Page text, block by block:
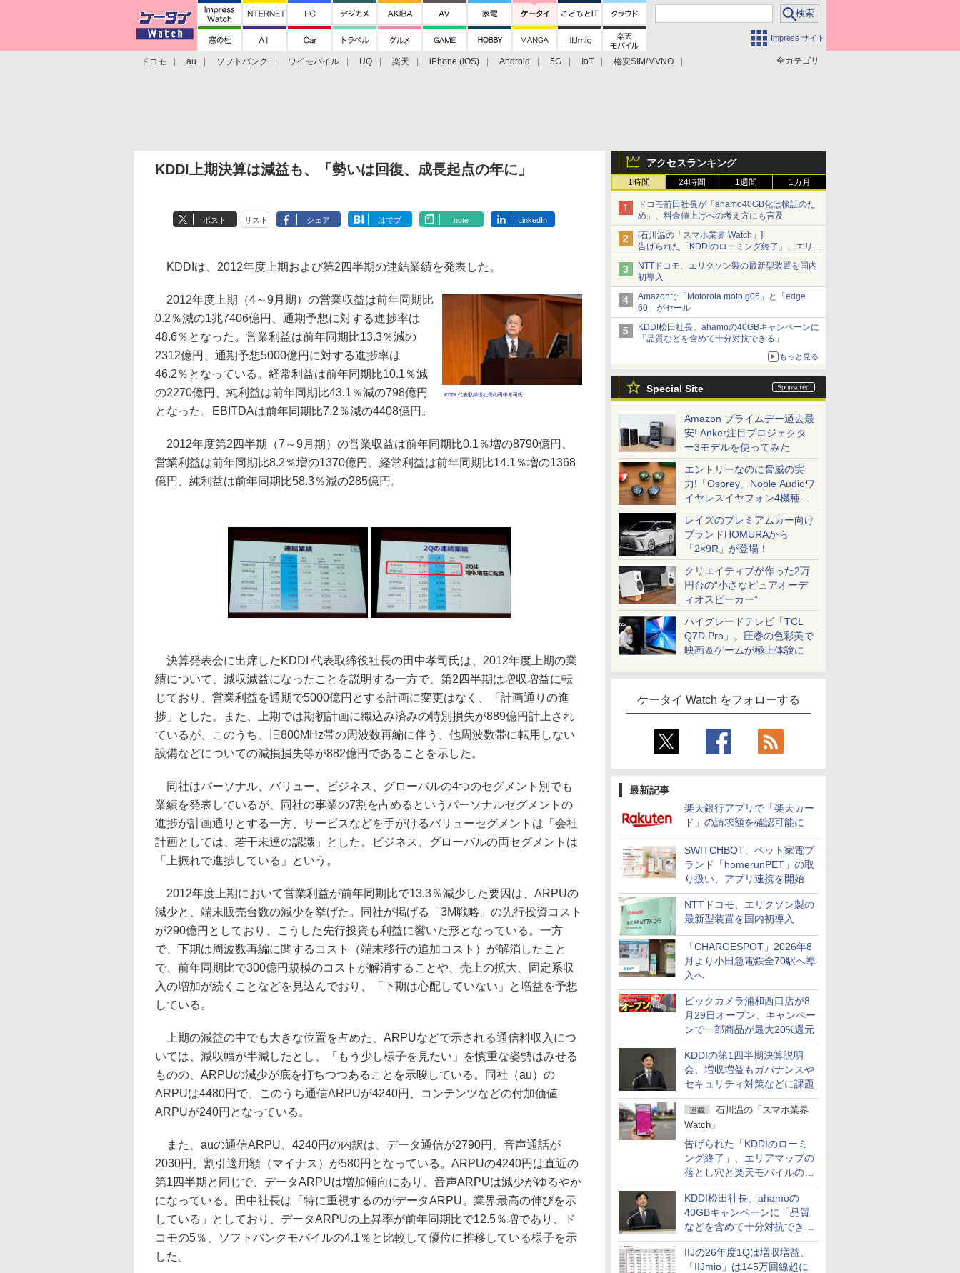
Impress サイト
全カテゴリ
ドコモ au ソフトバンク ワイモバイル UQ 楽天 iPhone (iOS) Android 5G IoT
格安SIM/MVNO
アクセスランキング
1時間 24時間 1週間 1カ月
ドコモ前田社長が「ahamo40GB化は検証のた
め」、料金値上げへの考え方にも言及
[石川温の「スマホ業界 Watch」]
告げられた「KDDIのローミング終了」、エリア
マップの落とし穴と楽天モバイルの課題
NTTドコモ、エリクソン製の最新型装置を国内
初導入
Amazonで「Motorola moto g06」と「edge
60」がセール
KDDI松田社長、ahamoの40GBキャンペーンに
「品質などを含めて十分対抗できる」
もっと見る
Special Site
Amazon プライムデー過去最
安! Anker注目プロジェクタ
ー3モデルを使ってみた
エントリーなのに脅威の実
力!「Osprey」Noble Audioワ
イヤレスイヤフォン4機種を
一気に聴く
レイズのプレミアムカー向け
ブランドHOMURAから
「2×9R」が登場！
クリエイティブが作った2万
円台の“小さなピュアオーデ
ィオスピーカー”
ハイグレードテレビ「TCL
Q7D Pro」。圧巻の色彩美で
映画＆ゲームが極上体験に
ケータイ Watch をフォローする
最新記事
楽天銀行アプリで「楽天カー
ド」の請求額を確認可能に
SWITCHBOT、ペット家電ブ
ランド「homerunPET」の取
り扱い、アプリ連携を開始
NTTドコモ、エリクソン製の
最新型装置を国内初導入
「CHARGESPOT」2026年8
月より小田急電鉄全70駅へ導
入へ
ビックカメラ浦和西口店が8
月29日オープン、キャンペー
ンで一部商品が最大20%還元
KDDIの第1四半期決算説明
会、増収増益もガバナンスや
セキュリティ対策などに課題
連載
石川温の「スマホ業界
Watch」
告げられた「KDDIのローミ
ング終了」、エリアマップの
落とし穴と楽天モバイルの課
題
KDDI松田社長、ahamoの
40GBキャンペーンに「品質
などを含めて十分対抗でき
る」
IIJの26年度1Qは増収増益、
「IIJmio」は145万回線超に
KDDI上期決算は減益も、「勢いは回復、成長起点の年に」
ポスト リスト シェア はてブ note LinkedIn
KDDIは、2012年度上期および第2四半期の連結業績を発表した。
KDDI 代表取締役社長の田中孝司氏
2012年度上期（4～9月期）の営業収益は前年同期比
0.2％減の1兆7406億円、通期予想に対する進捗率は
48.6％となった。営業利益は前年同期比13.3％減の
2312億円、通期予想5000億円に対する進捗率は
46.2％となっている。経常利益は前年同期比10.1％減
の2270億円、純利益は前年同期比43.1％減の798億円
となった。EBITDAは前年同期比7.2％減の4408億円。
2012年度第2四半期（7～9月期）の営業収益は前年同期比0.1％増の8790億円、
営業利益は前年同期比8.2％増の1370億円、経常利益は前年同期比14.1％増の1368
億円、純利益は前年同期比58.3％減の285億円。
決算発表会に出席したKDDI 代表取締役社長の田中孝司氏は、2012年度上期の業
績について、減収減益になったことを説明する一方で、第2四半期は増収増益に転
じており、営業利益を通期で5000億円とする計画に変更はなく、「計画通りの進
捗」とした。また、上期では期初計画に織込み済みの特別損失が889億円計上され
ているが、このうち、旧800MHz帯の周波数再編に伴う、他周波数帯に転用しない
設備などについての減損損失等が882億円であることを示した。
同社はパーソナル、バリュー、ビジネス、グローバルの4つのセグメント別でも
業績を発表しているが、同社の事業の7割を占めるというパーソナルセグメントの
進捗が計画通りとする一方、サービスなどを手がけるバリューセグメントは「会社
計画としては、若干未達の認識」とした。ビジネス、グローバルの両セグメントは
「上振れで進捗している」という。
2012年度上期において営業利益が前年同期比で13.3％減少した要因は、ARPUの
減少と、端末販売台数の減少を挙げた。同社が掲げる「3M戦略」の先行投資コスト
が290億円としており、こうした先行投資も利益に響いた形となっている。一方
で、下期は周波数再編に関するコスト（端末移行の追加コスト）が解消したこと
で、前年同期比で300億円規模のコストが解消することや、売上の拡大、固定系収
入の増加が続くことなどを見込んでおり、「下期は心配していない」と増益を予想
している。
上期の減益の中でも大きな位置を占めた、ARPUなどで示される通信料収入につ
いては、減収幅が半減したとし、「もう少し様子を見たい」を慎重な姿勢はみせる
ものの、ARPUの減少が底を打ちつつあることを示唆している。同社（au）の
ARPUは4480円で、このうち通信ARPUが4240円、コンテンツなどの付加価値
ARPUが240円となっている。
また、auの通信ARPU、4240円の内訳は、データ通信が2790円、音声通話が
2030円、割引適用額（マイナス）が580円となっている。ARPUの4240円は直近の
第1四半期と同じで、データARPUは増加傾向にあり、音声ARPUは減少がゆるやか
になっている。田中社長は「特に重視するのがデータARPU。業界最高の伸びを示
している」としており、データARPUの上昇率が前年同期比で12.5％増であり、ド
コモの5％、ソフトバンクモバイルの4.1％と比較して優位に推移している様子を示
した。